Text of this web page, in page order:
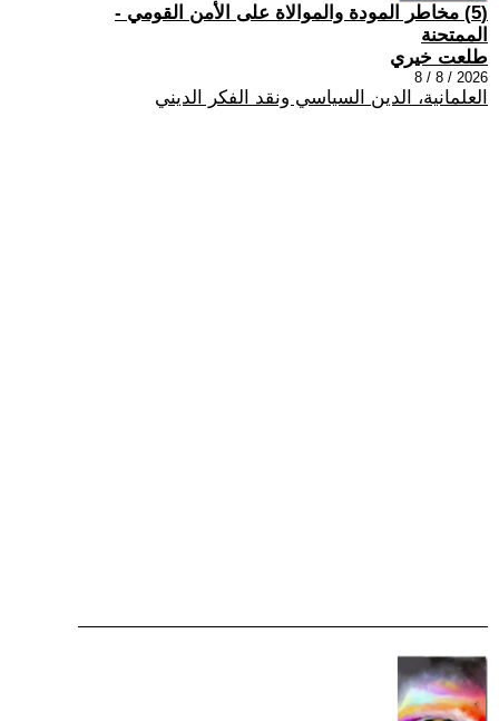
(5) مخاطر المودة والموالاة على الأمن القومي -
الممتحنة
طلعت خيري
2026 / 8 / 8
العلمانية، الدين السياسي ونقد الفكر الديني